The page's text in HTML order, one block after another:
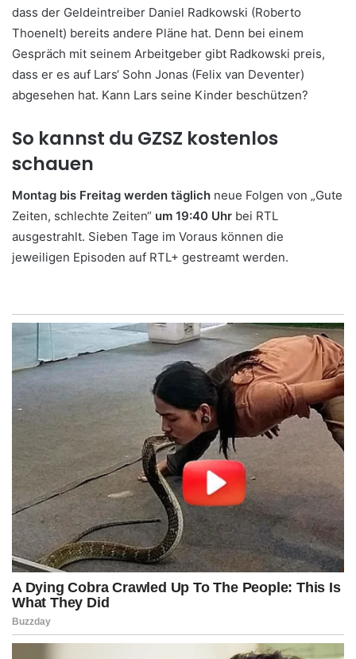
dass der Geldeintreiber Daniel Radkowski (Roberto
Thoenelt) bereits andere Pläne hat. Denn bei einem
Gespräch mit seinem Arbeitgeber gibt Radkowski preis,
dass er es auf Lars‘ Sohn Jonas (Felix van Deventer)
abgesehen hat. Kann Lars seine Kinder beschützen?
So kannst du GZSZ kostenlos
schauen
Montag bis Freitag werden täglich neue Folgen von „Gute
Zeiten, schlechte Zeiten“ um 19:40 Uhr bei RTL
ausgestrahlt. Sieben Tage im Voraus können die
jeweiligen Episoden auf RTL+ gestreamt werden.